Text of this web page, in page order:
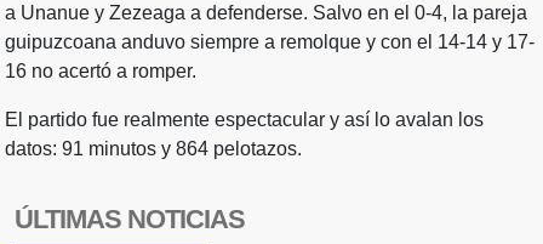
a Unanue y Zezeaga a defenderse. Salvo en el 0-4, la pareja
guipuzcoana anduvo siempre a remolque y con el 14-14 y 17-
16 no acertó a romper.
El partido fue realmente espectacular y así lo avalan los
datos: 91 minutos y 864 pelotazos.
ÚLTIMAS NOTICIAS